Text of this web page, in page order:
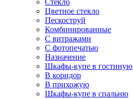
Стекло
Цветное стекло
Пескоструй
Комбинированные
С витражами
С фотопечатью
Назначение
Шкафы-купе в гостиную
В коридор
В прихожую
Шкафы-купе в спальню